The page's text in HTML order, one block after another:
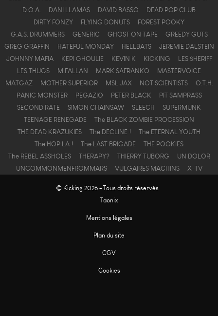
D.O.A.
DANI LLAMAS DAVID BASSO
DEAD POP CLUB
DIRTY FONZY
FLYING DONUTS
FOREST POOKY
G.A.S. DRUMMERS
GENERIC GHOST ON TAPE
GREEDY GUTS
GREG GRAFFIN
HATEFUL MONDAY HELLBATS
JEREMIE DALSTEIN
JOHNNY MAFIA
KEPI GHOULIE KEVIN K KICKING
LES $HERIFF
LES THUGS
M FALLAN MARK SAFRANKO
MASTERVOICE
MATGAZ
MOTHER SUPERIOR MSL JAX NOT SCIENTISTS
O.T.H.
PANIC MONSTER
PEGAZIO PETER BLACK
PIT SAMPRASS
SECOND RATE
SIMON CHAINSAW SLEECH
SUPERMUNK
TEENAGE RENEGADE
The BLACK ZOMBIE PROCESSION
THE DEAD KRAZUKIES
The DECLINE !
The ETERNAL YOUTH
The HOP LA !
The LAST BRIGADE
THE POOKIES
The REBEL ASSHOLES
THERAPY? THIERRY TUBORG
UN DOLOR
UNCOMMONMENFROMMARS
VULGAIRES MACHINS X-TV
© Kicking 2026 - Tous droits réservés
Taonix
Mentions légales
Plan du site
CGV
Cookies